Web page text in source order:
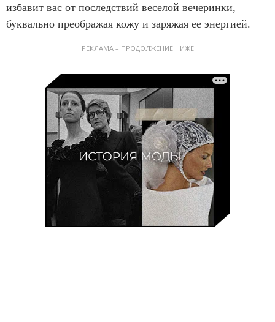
избавит вас от последствий веселой вечеринки,
буквально преображая кожу и заряжая ее энергией.
РЕКЛАМА – ПРОДОЛЖЕНИЕ НИЖЕ